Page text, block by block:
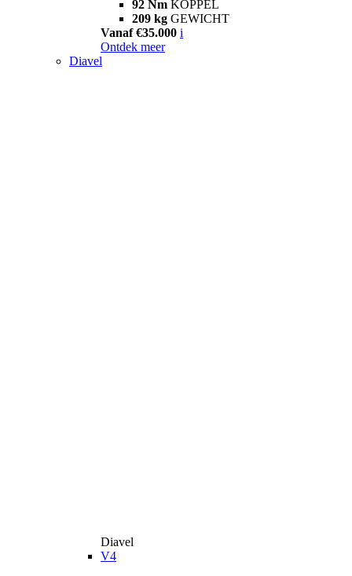
92 Nm KOPPEL
209 kg GEWICHT
Vanaf €35.000 i
Ontdek meer
Diavel
Diavel
V4